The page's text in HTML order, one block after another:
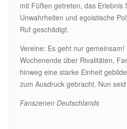
mit Füßen getreten, das Erlebnis
Unwahrheiten und egoistische
Ruf geschädigt.
Vereine: Es geht nur
Wochenende über Rivalitäten,
hinweg eine starke Einheit
zum Ausdruck gebracht. Nun
Fanszenen Deutschlands